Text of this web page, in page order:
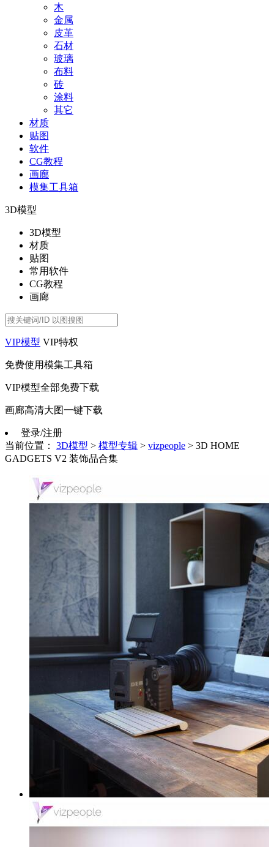
木
金属
皮革
石材
玻璃
布料
砖
涂料
其它
材质
贴图
软件
CG教程
画廊
模集工具箱
3D模型
3D模型
材质
贴图
常用软件
CG教程
画廊
VIP模型 VIP特权
免费使用模集工具箱
VIP模型全部免费下载
画廊高清大图一键下载
登录/注册
当前位置：
3D模型 > 模型专辑 > vizpeople > 3D HOME
GADGETS V2 装饰品合集